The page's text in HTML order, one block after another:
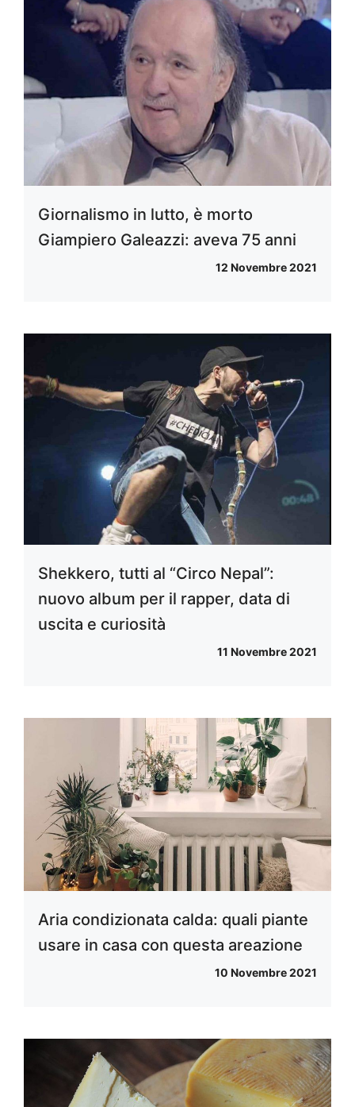
Giornalismo in lutto, è morto
Giampiero Galeazzi: aveva 75 anni
12 Novembre 2021
Shekkero, tutti al “Circo Nepal”:
nuovo album per il rapper, data di
uscita e curiosità
11 Novembre 2021
Aria condizionata calda: quali piante
usare in casa con questa areazione
10 Novembre 2021